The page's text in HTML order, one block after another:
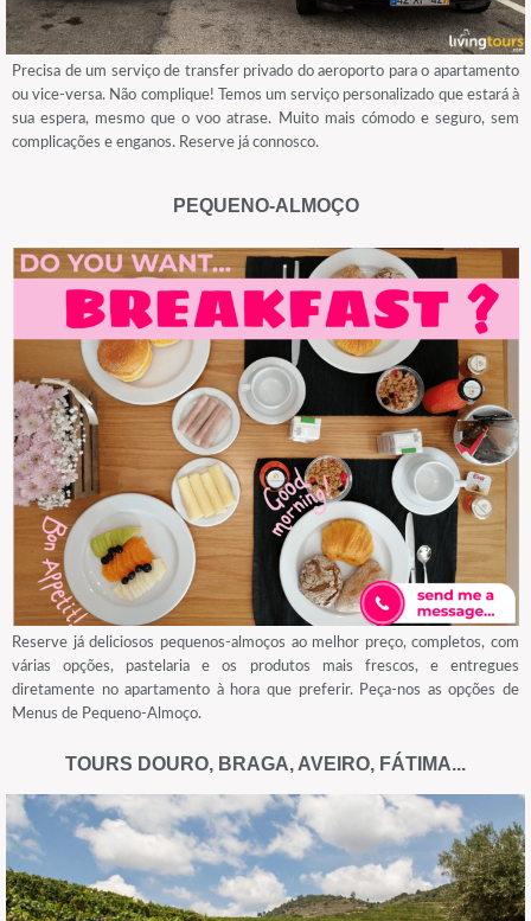
Precisa de um serviço de transfer privado do aeroporto para o apartamento
ou vice-versa. Não complique! Temos um serviço personalizado que estará à
sua espera, mesmo que o voo atrase. Muito mais cómodo e seguro, sem
complicações e enganos. Reserve já connosco.
PEQUENO-ALMOÇO
Reserve já deliciosos pequenos-almoços ao melhor preço, completos, com
várias opções, pastelaria e os produtos mais frescos, e entregues
diretamente no apartamento à hora que preferir. Peça-nos as opções de
Menus de Pequeno-Almoço.
TOURS DOURO, BRAGA, AVEIRO, FÁTIMA...